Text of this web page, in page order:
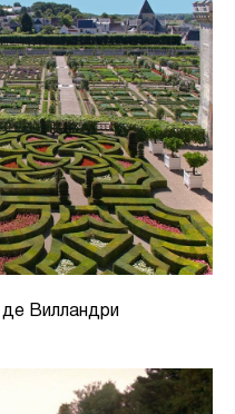
Вилландри